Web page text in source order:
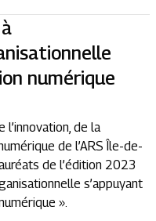
numérique
de la
de l’ARS Île-de-
de l’édition 2023
s’appuyant
».